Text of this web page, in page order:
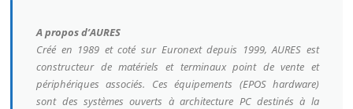
A propos d’AURES
Créé en 1989 et coté sur Euronext depuis 1999, AURES est
constructeur de matériels et terminaux point de vente et
périphériques associés. Ces équipements (EPOS hardware)
sont des systèmes ouverts à architecture PC destinés à la